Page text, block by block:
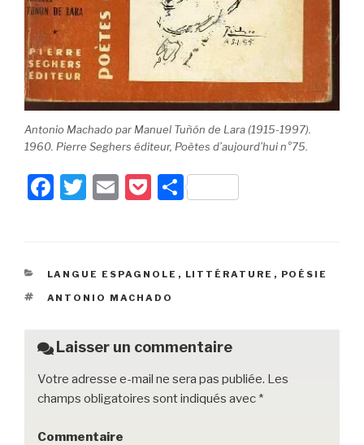
Antonio Machado par Manuel Tuñón de Lara (1915-1997).
1960. Pierre Seghers éditeur, Poètes d’aujourd’hui n°75.
F
e
b
o
k
T
er
E
P
k
et
P
g
CATÉGORIES
LANGUE ESPAGNOLE , LITTÉRATURE , POÉSIE
ÉTIQUETTES
ANTONIO MACHADO
Laisser un commentaire
Votre adresse e-mail ne sera pas publiée. Les
champs obligatoires sont indiqués avec *
Commentaire